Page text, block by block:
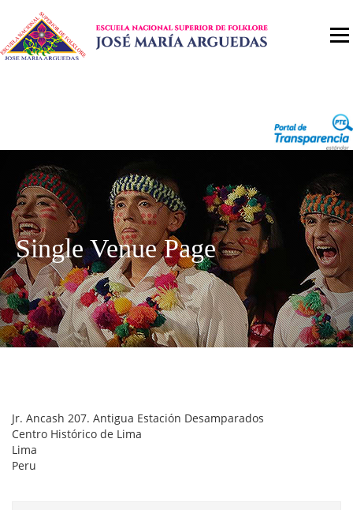
Single Venue Page
Jr. Ancash 207. Antigua Estación Desamparados
Centro Histórico de Lima
Lima
Peru